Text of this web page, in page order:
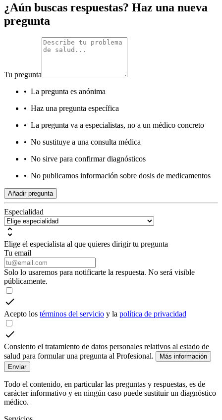
¿Aún buscas respuestas? Haz una nueva
pregunta
Tu pregunta
• La pregunta es anónima
• Haz una pregunta específica
• La pregunta va a especialistas, no a un médico concreto
• No sustituye a una consulta médica
• No sirve para confirmar diagnósticos
• No publicamos información sobre dosis de medicamentos
Añadir pregunta
Especialidad
Elige el especialista al que quieres dirigir tu pregunta
Tu email
Solo lo usaremos para notificarte la respuesta. No será visible
públicamente.
Acepto los términos del servicio y la política de privacidad
Consiento el tratamiento de datos personales relativos al estado de
salud para formular una pregunta al Profesional.
Más información
Enviar
Todo el contenido, en particular las preguntas y respuestas, es de
carácter informativo y en ningún caso puede sustituir un diagnóstico
médico.